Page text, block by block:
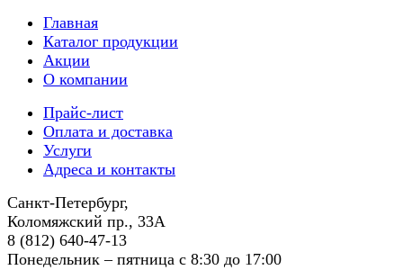
Главная
Каталог продукции
Акции
О компании
Прайс-лист
Оплата и доставка
Услуги
Адреса и контакты
Санкт-Петербург,
Коломяжский пр., 33А
8 (812) 640-47-13
Понедельник – пятница с 8:30 до 17:00